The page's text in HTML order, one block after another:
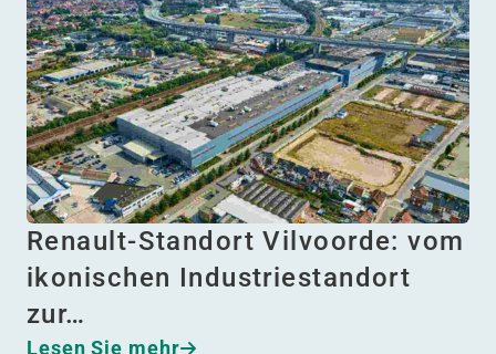
Renault-Standort Vilvoorde: vom
ikonischen Industriestandort
zur…
Lesen Sie mehr